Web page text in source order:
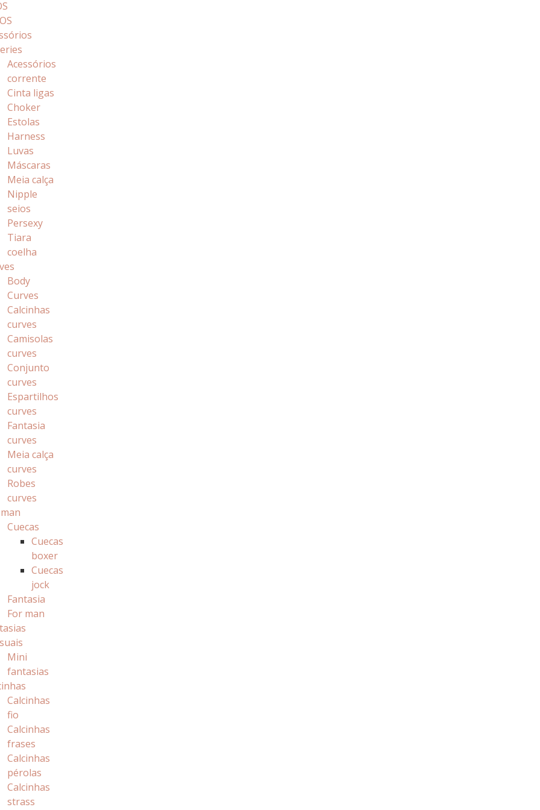
Acessórios
corrente
Cinta ligas
Choker
Estolas
Harness
Luvas
Máscaras
Meia calça
Nipple
seios
Persexy
Tiara
coelha
Body
Curves
Calcinhas
curves
Camisolas
curves
Conjunto
curves
Espartilhos
curves
Fantasia
curves
Meia calça
curves
Robes
curves
Cuecas
Cuecas
boxer
Cuecas
jock
Fantasia
For man
Mini
fantasias
Calcinhas
fio
Calcinhas
frases
Calcinhas
pérolas
Calcinhas
strass